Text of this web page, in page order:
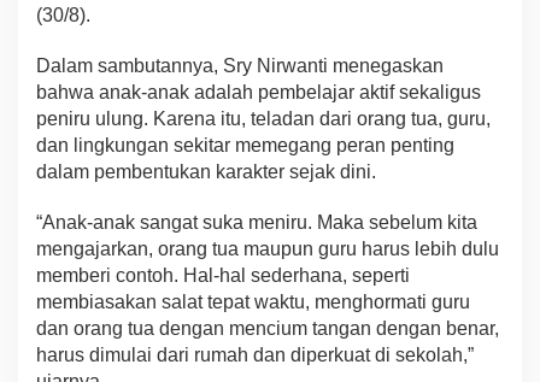
(30/8).
Dalam sambutannya, Sry Nirwanti menegaskan
bahwa anak-anak adalah pembelajar aktif sekaligus
peniru ulung. Karena itu, teladan dari orang tua, guru,
dan lingkungan sekitar memegang peran penting
dalam pembentukan karakter sejak dini.
“Anak-anak sangat suka meniru. Maka sebelum kita
mengajarkan, orang tua maupun guru harus lebih dulu
memberi contoh. Hal-hal sederhana, seperti
membiasakan salat tepat waktu, menghormati guru
dan orang tua dengan mencium tangan dengan benar,
harus dimulai dari rumah dan diperkuat di sekolah,”